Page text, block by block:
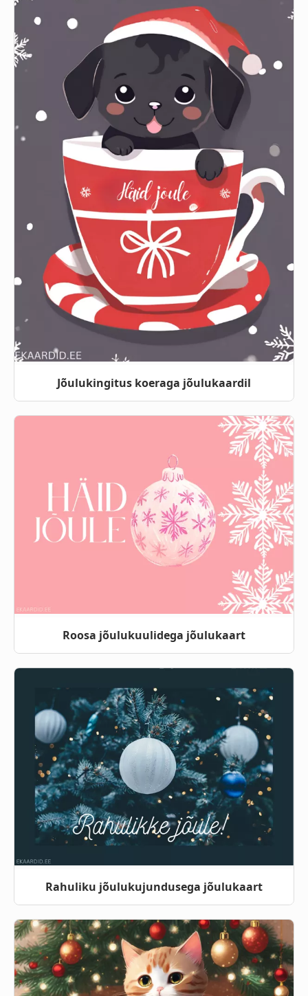
Jõulukingitus koeraga jõulukaardil
Roosa jõulukuulidega jõulukaart
Rahuliku jõulukujundusega jõulukaart